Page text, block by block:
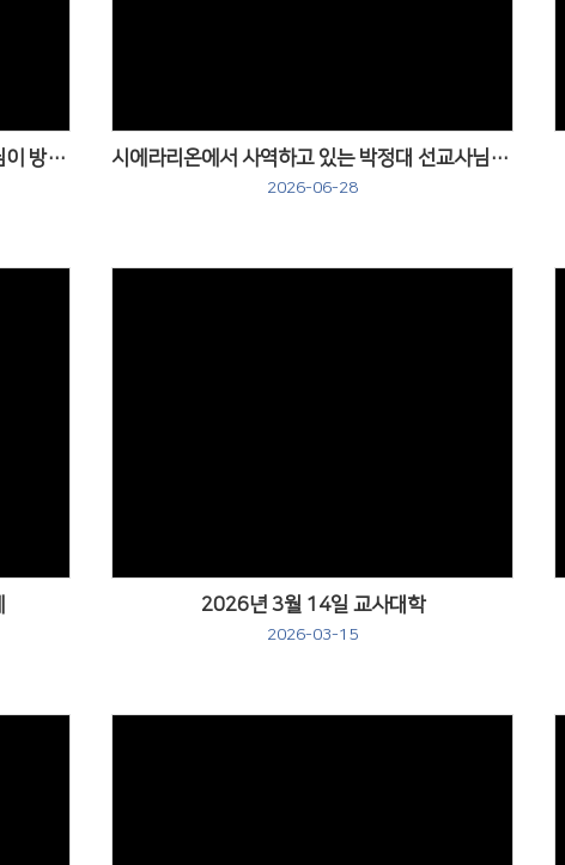
미얀마에서 사역하고 있는 박정덕선교사님이 방문하셨습니다. 시에라리온에서 사역하고 있는 박정대 선교사님이 방문하셨습니다.
2026-06-28
2026년 3월 14일 교사대학
2026-03-15